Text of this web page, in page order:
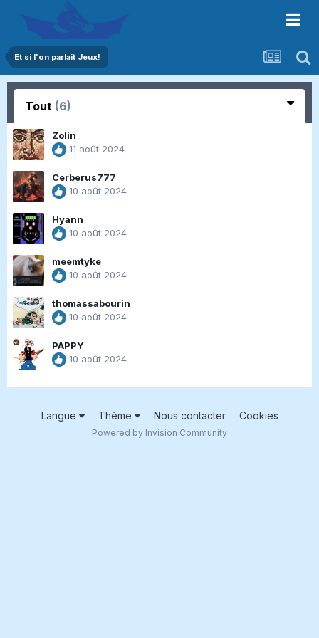
Et si l'on parlait Jeux!
Tout (6)
Zolin
11 août 2024
Cerberus777
10 août 2024
Hyann
10 août 2024
meemtyke
10 août 2024
thomassabourin
10 août 2024
PAPPY
10 août 2024
Langue Thème Nous contacter Cookies
Powered by Invision Community